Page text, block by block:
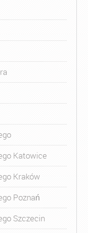
Katowice
Kraków
Poznań
Szczecin